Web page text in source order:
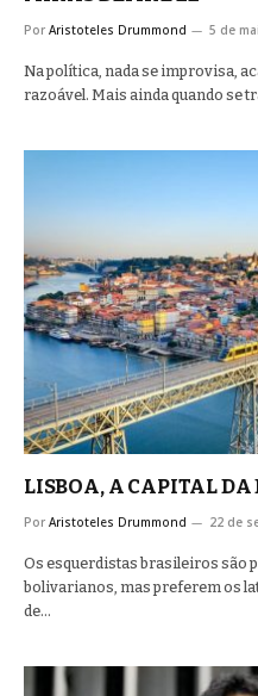
Por Aristoteles Drummond 5 de
Na política, nada se improvisa,
razoável. Mais ainda quando se
LISBOA, A CAPITAL DA
Por Aristoteles Drummond 22 de
Os esquerdistas brasileiros são
bolivarianos, mas preferem os
de…